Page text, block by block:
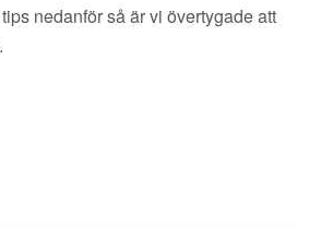
nedanför så är vi övertygade att